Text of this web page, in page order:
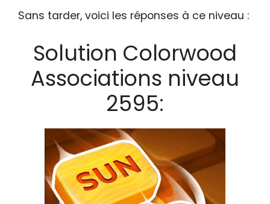
Sans tarder, voici les réponses à ce niveau :
Solution Colorwood
Associations niveau
2595: